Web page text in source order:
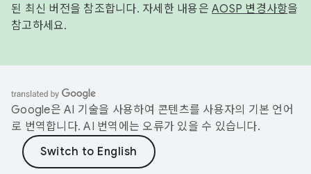
된 최신 버전을 참조합니다. 자세한 내용은 AOSP 변경사항을
참고하세요.
Google은 AI 기술을 사용하여 콘텐츠를 사용자의 기본 언어
로 번역합니다. AI 번역에는 오류가 있을 수 있습니다.